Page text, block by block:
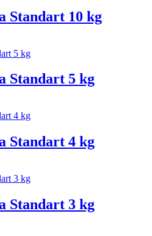
Standart 10 kg
Standart 5 kg
Standart 4 kg
Standart 3 kg